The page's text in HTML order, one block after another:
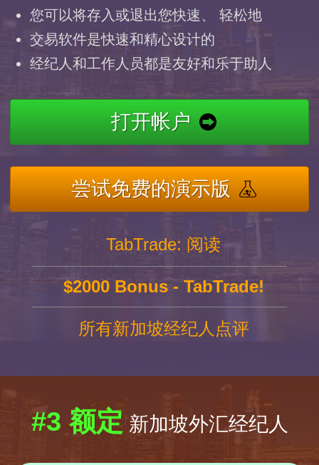
您可以将存入或退出您快速、 轻松地
交易软件是快速和精心设计的
经纪人和工作人员都是友好和乐于助人
打开帐户
尝试免费的演示版
TabTrade: 阅读
$2000 Bonus - TabTrade!
所有新加坡经纪人点评
#3 额定新加坡外汇经纪人